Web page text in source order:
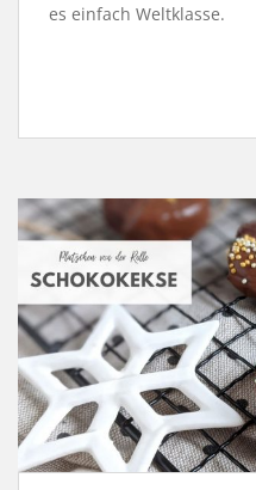
es einfach Weltklasse.